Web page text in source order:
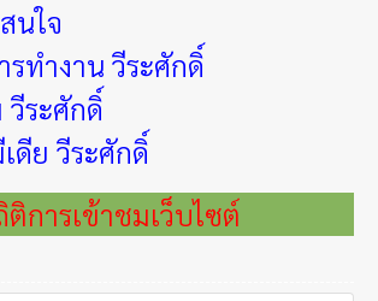
นใจ
รทำงาน วีระศักดิ์
ระศักดิ์
ดีย วีระศักดิ์
ติการเข้าชมเว็บไซต์